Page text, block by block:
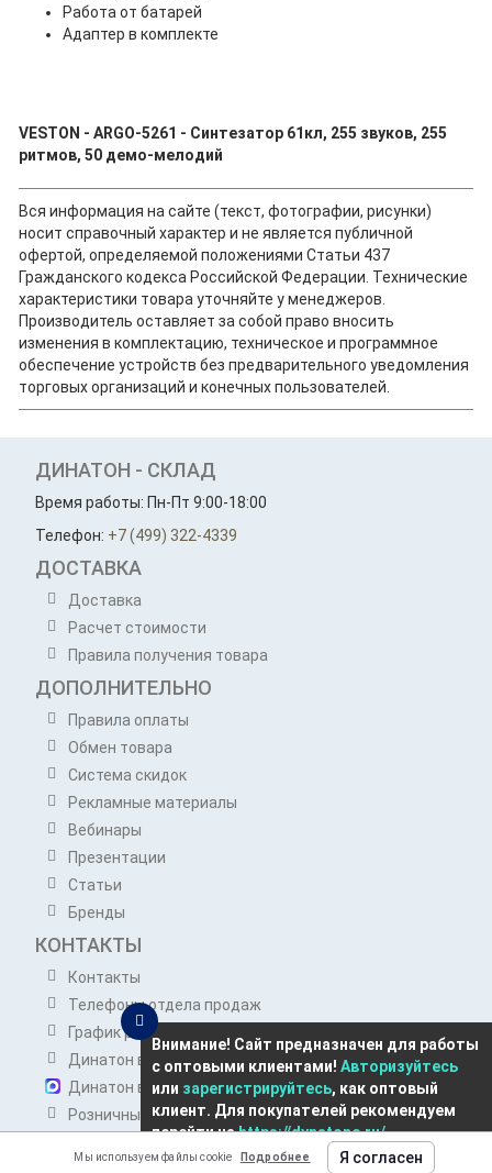
Работа от батарей
Адаптер в комплекте
VESTON - ARGO-5261 - Синтезатор 61кл, 255 звуков, 255
ритмов, 50 демо-мелодий
Вся информация на сайте (текст, фотографии, рисунки)
носит справочный характер и не является публичной
офертой, определяемой положениями Статьи 437
Гражданского кодекса Российской Федерации. Технические
характеристики товара уточняйте у менеджеров.
Производитель оставляет за собой право вносить
изменения в комплектацию, техническое и программное
обеспечение устройств без предварительного уведомления
торговых организаций и конечных пользователей.
ДИНАТОН - СКЛАД
Время работы: Пн-Пт 9:00-18:00
Телефон: +7 (499) 322-4339
ДОСТАВКА
Доставка
Расчет стоимости
Правила получения товара
ДОПОЛНИТЕЛЬНО
Правила оплаты
Обмен товара
Система скидок
Рекламные материалы
Вебинары
Презентации
Статьи
Бренды
КОНТАКТЫ
Контакты
Телефоны отдела продаж
График работы отдела продаж
Динатон в Telegram
Динатон в Max
Розничным покупателям
opt@dynatone.ru
Внимание! Сайт предназначен для работы
с оптовыми клиентами! Авторизуйтесь
или зарегистрируйтесь, как оптовый
клиент. Для покупателей рекомендуем
перейти наhttps://dynatone.ru/
Мы используем файлы cookie Подробнее Я согласен